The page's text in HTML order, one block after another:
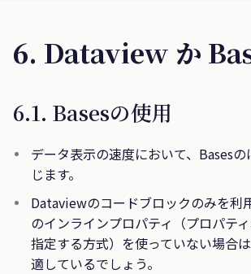
6. Dataview か
6.1. Basesの使用
データ表示の速度において、Bases
じます。
Dataviewのコードブロックのみを利
のインラインプロパティ（プロパテ
指定する方式）を使っていない場合
適しているでしょう。